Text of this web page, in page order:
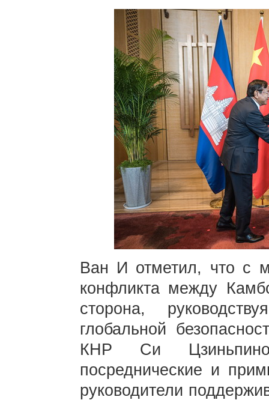
Ван И отметил, что с
конфликта между
сторона,
глобальной
КНР Си
посреднические и
руководители